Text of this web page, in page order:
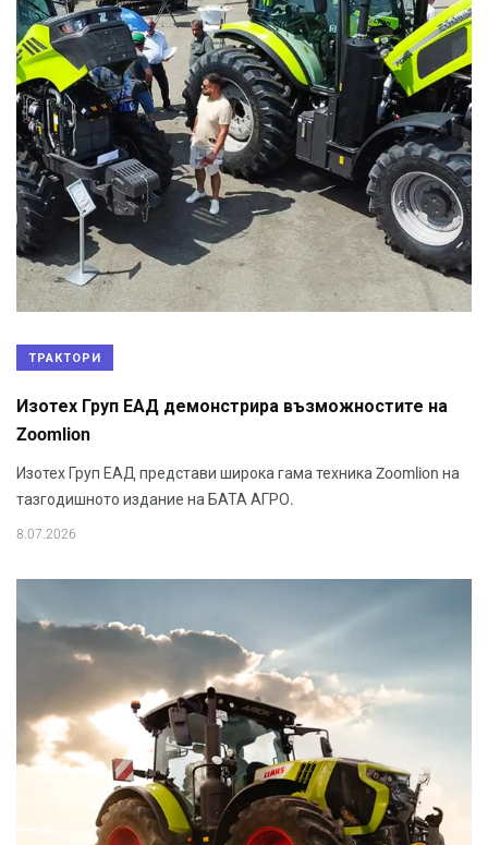
ТРАКТОРИ
Изотех Груп ЕАД демонстрира възможностите на
Zoomlion
Изотех Груп ЕАД представи широка гама техника Zoomlion на
тазгодишното издание на БАТА АГРО.
8.07.2026